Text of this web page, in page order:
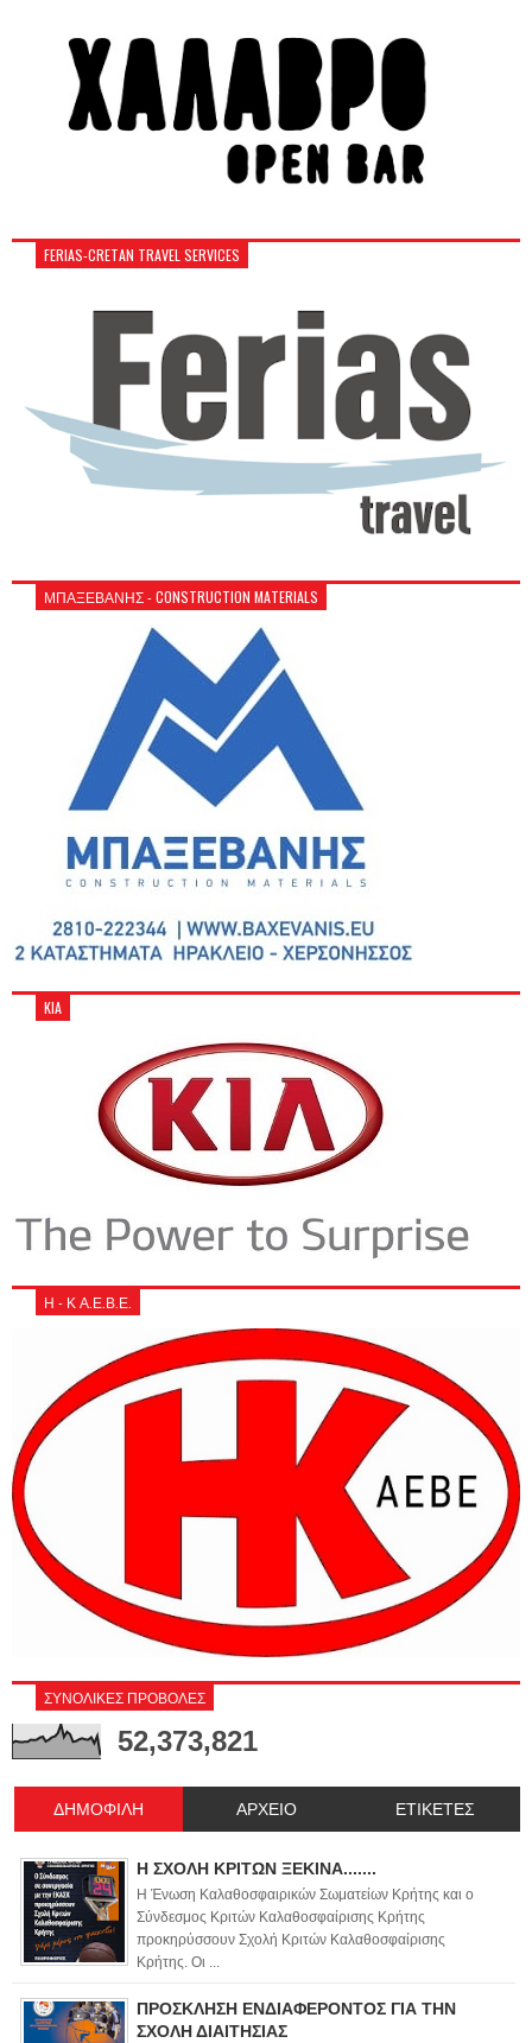
FERIAS-CRETAN TRAVEL SERVICES
ΜΠΑΞΕΒΑΝΗΣ - CONSTRUCTION MATERIALS
KIA
Η - Κ Α.Ε.Β.Ε.
ΣΥΝΟΛΙΚΕΣ ΠΡΟΒΟΛΕΣ
52,373,821
ΔΗΜΟΦΙΛΗ ΑΡΧΕΙΟ ΕΤΙΚΕΤΕΣ
Η ΣΧΟΛΗ ΚΡΙΤΩΝ ΞΕΚΙΝΑ.......
Η Ένωση Καλαθοσφαιρικών Σωματείων Κρήτης και ο
Σύνδεσμος Κριτών Καλαθοσφαίρισης Κρήτης
προκηρύσσουν Σχολή Κριτών Καλαθοσφαίρισης
Κρήτης. Οι ...
ΠΡΟΣΚΛΗΣΗ ΕΝΔΙΑΦΕΡΟΝΤΟΣ ΓΙΑ ΤΗΝ
ΣΧΟΛΗ ΔΙΑΙΤΗΣΙΑΣ